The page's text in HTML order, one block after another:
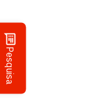
Pesquisa